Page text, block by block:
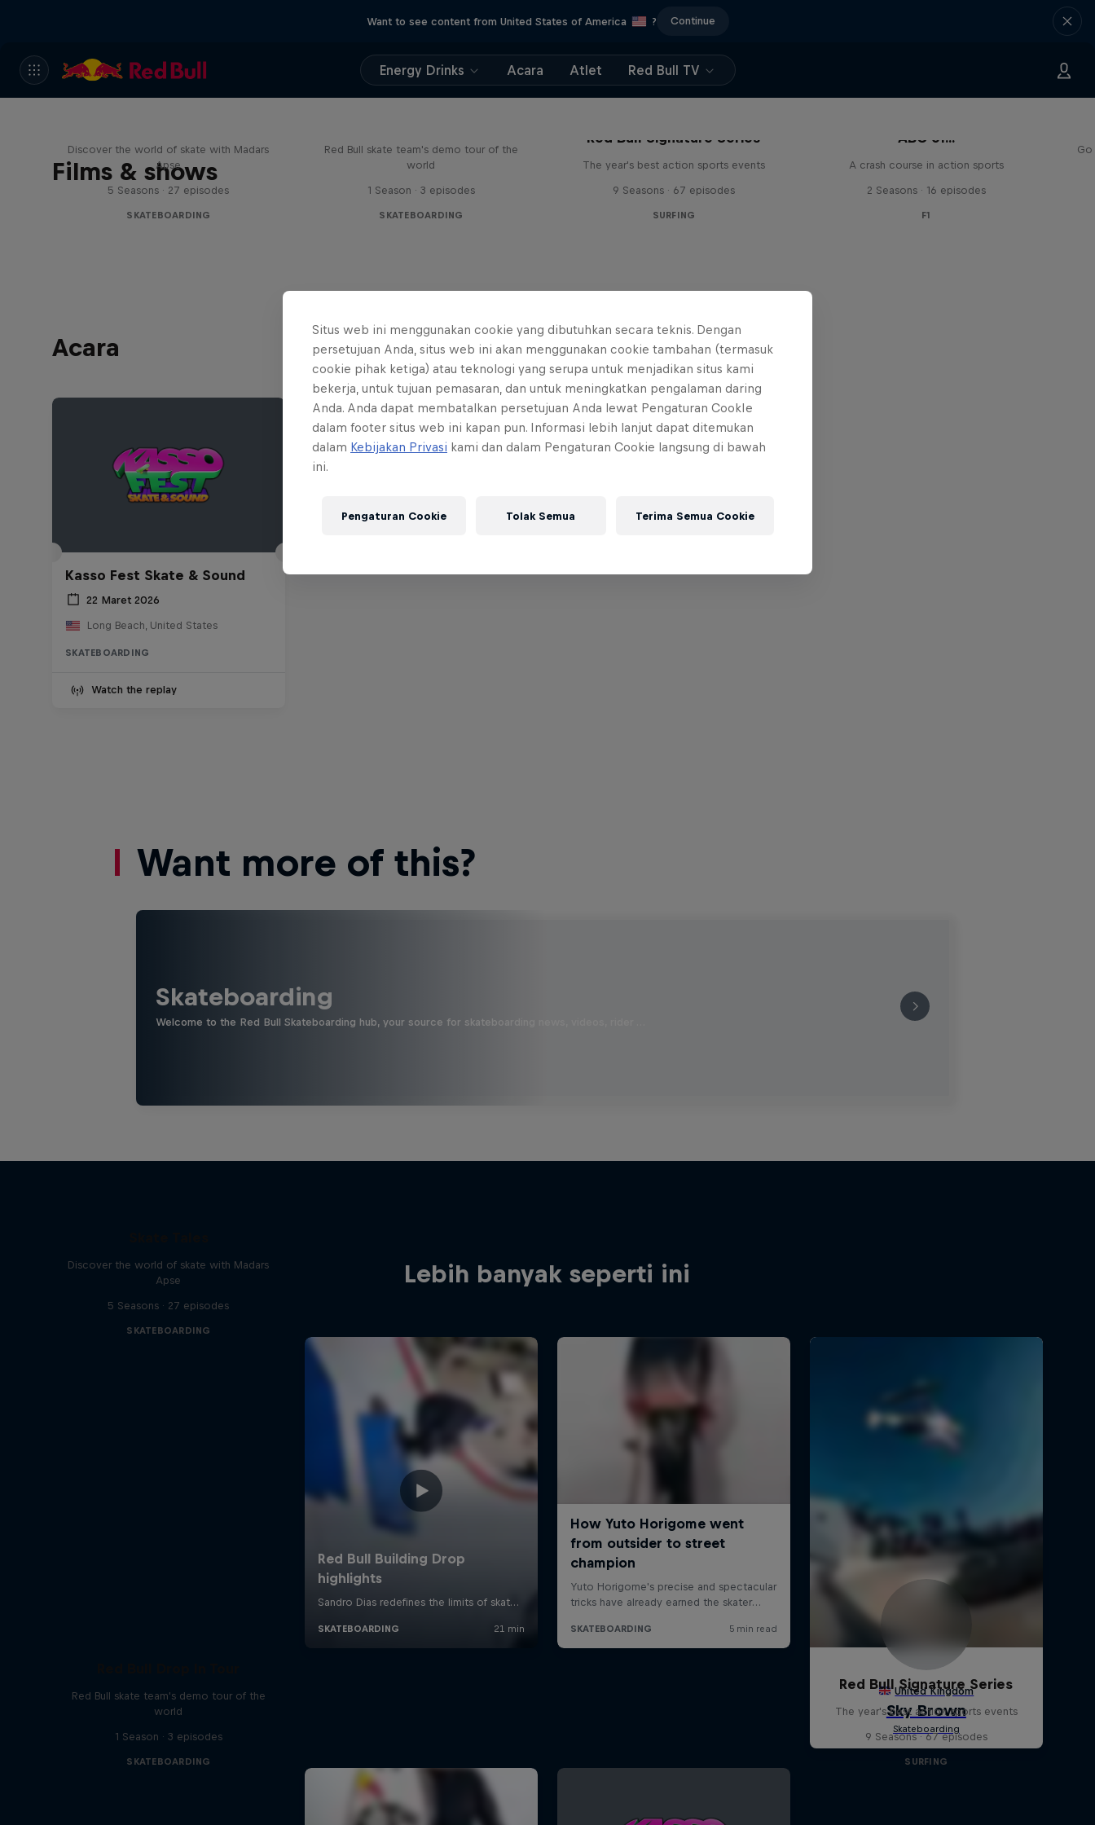
Want to see content from United States of America ? Continue
Energy Drinks Acara Atlet Red Bull TV
Films & shows
Discover the world of skate with Madars
Apse
5 Seasons · 27 episodes
SKATEBOARDING
Red Bull skate team's demo tour of the
world
1 Season · 3 episodes
SKATEBOARDING
Red Bull Signature Series
The year's best action sports events
9 Seasons · 67 episodes
SURFING
ABC of...
A crash course in action sports
2 Seasons · 16 episodes
F1
Acara
Kasso Fest Skate & Sound
22 Maret 2026
Long Beach, United States
SKATEBOARDING
Watch the replay
Want more of this?
Skateboarding
Welcome to the Red Bull Skateboarding hub, your source for skateboarding news, videos, rider …
Lebih banyak seperti ini
Discover the world of skate with Madars
Apse
5 Seasons · 27 episodes
SKATEBOARDING
Red Bull skate team's demo tour of the
world
1 Season · 3 episodes
SKATEBOARDING
Red Bull Signature Series
The year's best action sports events
9 Seasons · 67 episodes
SURFING
Situs web ini menggunakan cookie yang dibutuhkan secara teknis. Dengan
persetujuan Anda, situs web ini akan menggunakan cookie tambahan (termasuk
cookie pihak ketiga) atau teknologi yang serupa untuk menjadikan situs kami
bekerja, untuk tujuan pemasaran, dan untuk meningkatkan pengalaman daring
Anda. Anda dapat membatalkan persetujuan Anda lewat Pengaturan CookIe
dalam footer situs web ini kapan pun. Informasi lebih lanjut dapat ditemukan
dalam Kebijakan Privasi kami dan dalam Pengaturan Cookie langsung di bawah
ini.
Pengaturan Cookie Tolak Semua Terima Semua Cookie